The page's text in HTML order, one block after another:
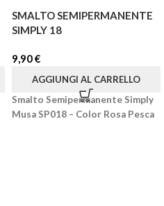
SMALTO SEMIPERMANENTE
SIMPLY 18
9,90€
AGGIUNGI AL CARRELLO
Smalto Semipermanente Simply
Musa SP018 – Color Rosa Pesca